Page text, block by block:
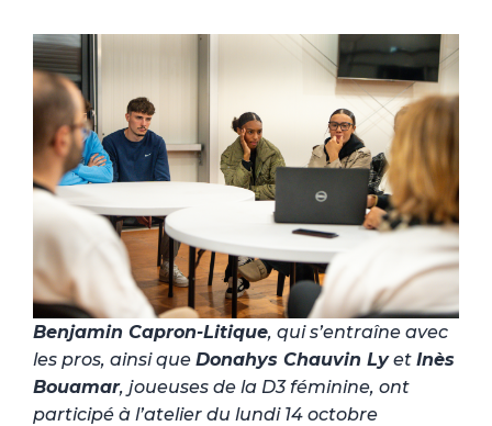
Benjamin Capron-Litique, qui s’entraîne avec
les pros, ainsi que Donahys Chauvin Lyet Inès
Bouamar, joueuses de la D3 féminine, ont
participé à l’atelier du lundi 14 octobre